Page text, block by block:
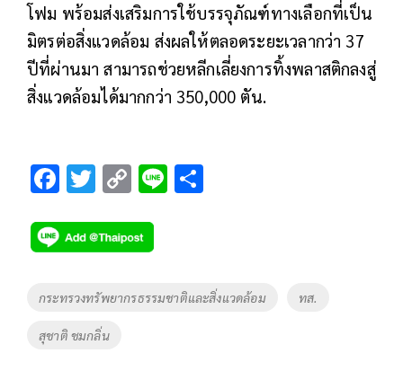
โฟม พร้อมส่งเสริมการใช้บรรจุภัณฑ์ทางเลือกที่เป็น
มิตรต่อสิ่งแวดล้อม ส่งผลให้ตลอดระยะเวลากว่า 37
ปีที่ผ่านมา สามารถช่วยหลีกเลี่ยงการทิ้งพลาสติกลงสู่
สิ่งแวดล้อมได้มากกว่า 350,000 ตัน.
F
e
b
o
o
k
T
tt
er
C
p
y
Li
Li
Tags
กระทรวงทรัพยากรธรรมชาติและสิ่งแวดล้อม ทส.
สุชาติ ชมกลิ่น